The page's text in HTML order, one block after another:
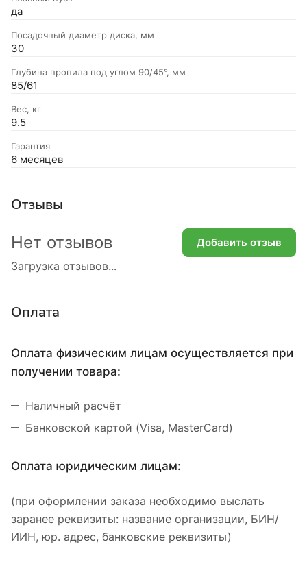
да
Посадочный диаметр диска, мм
30
Глубина пропила под углом 90/45°, мм
85/61
Вес, кг
9.5
Гарантия
6 месяцев
Отзывы
Загрузка отзывов...
Нет отзывов Добавить отзыв
Оплата
Оплата физическим лицам осуществляется при
получении товара:
Наличный расчёт
Банковской картой (Visa, MasterCard)
Оплата юридическим лицам:
(при оформлении заказа необходимо выслать
заранее реквизиты: название организации, БИН/
ИИН, юр. адрес, банковские реквизиты)